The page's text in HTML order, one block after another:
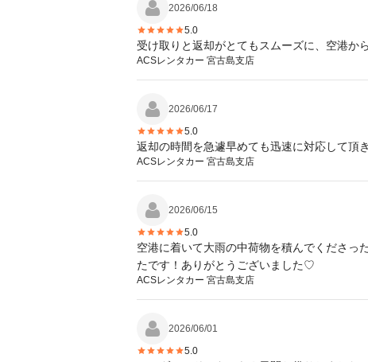
2026/06/18
5.0
受け取りと返却がとてもスムーズに、空港か
ACSレンタカー 宮古島支店
2026/06/17
5.0
返却の時間を急遽早めても迅速に対応して頂
ACSレンタカー 宮古島支店
2026/06/15
5.0
空港に着いて大雨の中荷物を積んでくださっ
たです！ありがとうございました♡
ACSレンタカー 宮古島支店
2026/06/01
5.0